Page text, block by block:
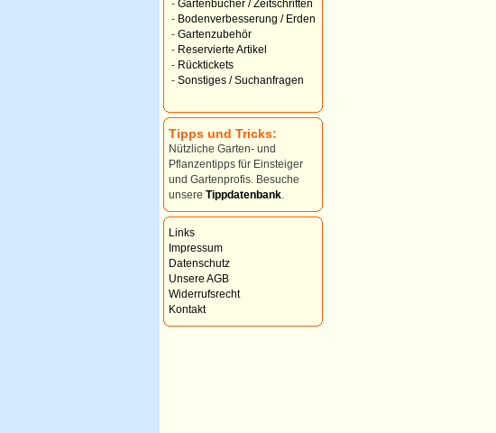
- Gartenbücher / Zeitschriften
- Bodenverbesserung / Erden
- Gartenzubehör
- Reservierte Artikel
- Rücktickets
- Sonstiges / Suchanfragen
Tipps und Tricks:
Nützliche Garten- und
Pflanzentipps für Einsteiger
und Gartenprofis. Besuche
unsere Tippdatenbank
Links
Impressum
Datenschutz
Unsere AGB
Widerrufsrecht
Kontakt